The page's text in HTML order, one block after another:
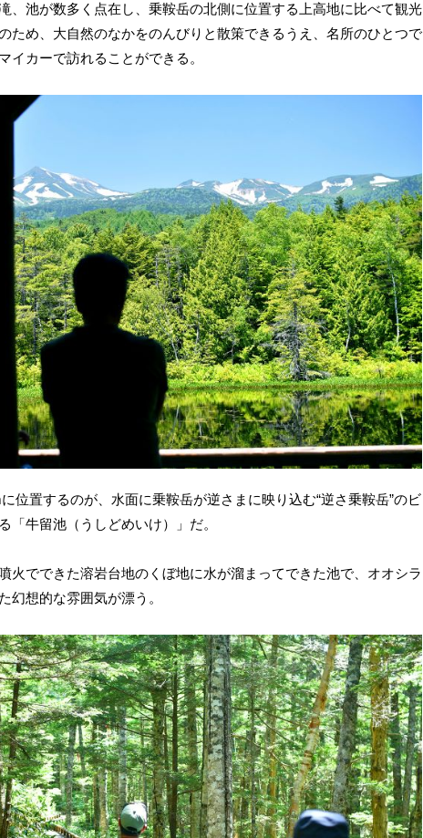
、池が数多く点在し、乗鞍岳の北側に位置する上高地に比べて観光
ため、大自然のなかをのんびりと散策できるうえ、名所のひとつで
イカーで訪れることができる。
位置するのが、水面に乗鞍岳が逆さまに映り込む“逆さ乗鞍岳”のビ
「牛留池（うしどめいけ）」だ。
火でできた溶岩台地のくぼ地に水が溜まってできた池で、オオシラ
幻想的な雰囲気が漂う。